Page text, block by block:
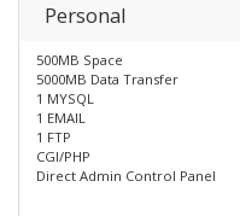
Personal
500MB Space
5000MB Data Transfer
1 MYSQL
1 EMAIL
1 FTP
CGI/PHP
Direct Admin Control Panel